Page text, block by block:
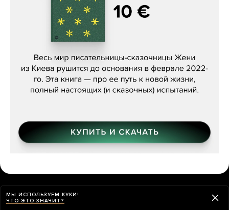
Женя Бережная, «(Не) о войне»
О ЧЕМ МЫ ПИСАЛИ НА ЭТОЙ НЕДЕЛЕ
МЫ ИСПОЛЬЗУЕМ КУКИ!
ЧТО ЭТО ЗНАЧИТ?